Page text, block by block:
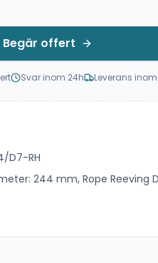
Begär offert
Svar inom 24h Leverans inom
D7-RH
244 mm, Rope Reeving